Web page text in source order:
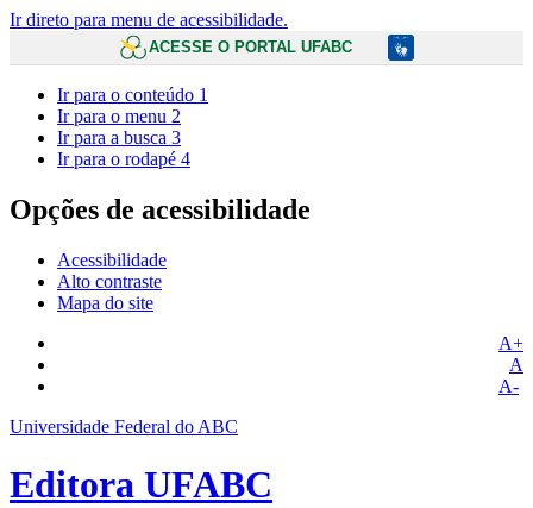
Ir direto para menu de acessibilidade.
ACESSE O PORTAL UFABC
Ir para o conteúdo 1
Ir para o menu 2
Ir para a busca 3
Ir para o rodapé 4
Opções de acessibilidade
Acessibilidade
Alto contraste
Mapa do site
A+
A
A-
Universidade Federal do ABC
Editora UFABC